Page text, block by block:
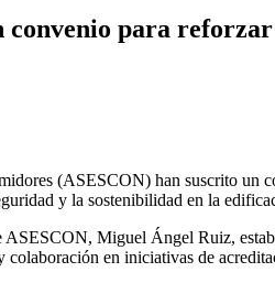
para reforzar
(ASESCON) han suscrito un
y la sostenibilidad en la
Miguel Ángel Ruiz,
en iniciativas de